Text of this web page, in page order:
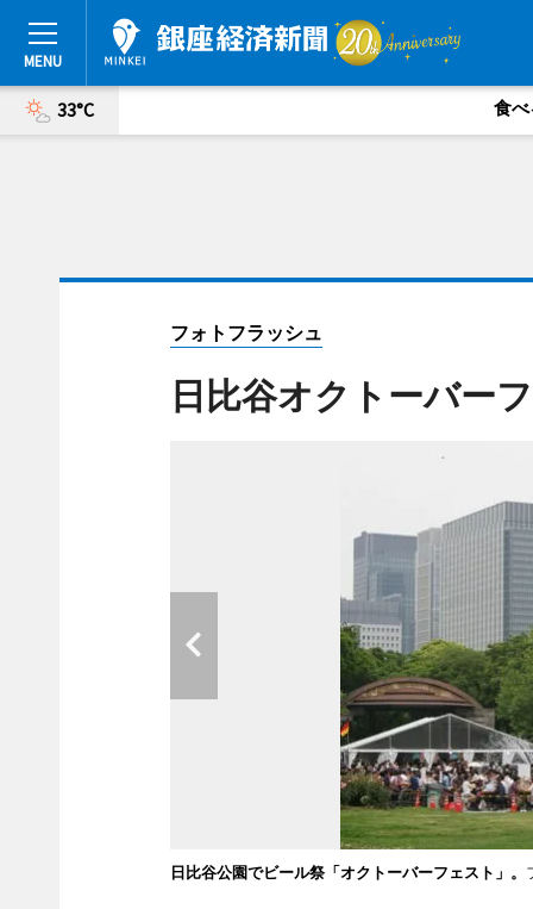
33°C 食べ
フォトフラッシュ
日比谷オクトーバー
日比谷公園でビール祭「オクトーバーフェスト」。